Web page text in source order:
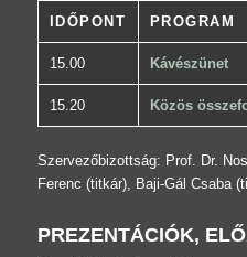
IDŐPONT PROGRAM
15.00 Kávészünet
15.20 Közös
Szervezőbizottság: Prof. Dr.
Ferenc (titkár), Baji-Gál Csaba
PREZENTÁCIÓK,